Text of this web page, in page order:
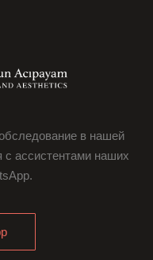
в нашей
с ассистентами наших